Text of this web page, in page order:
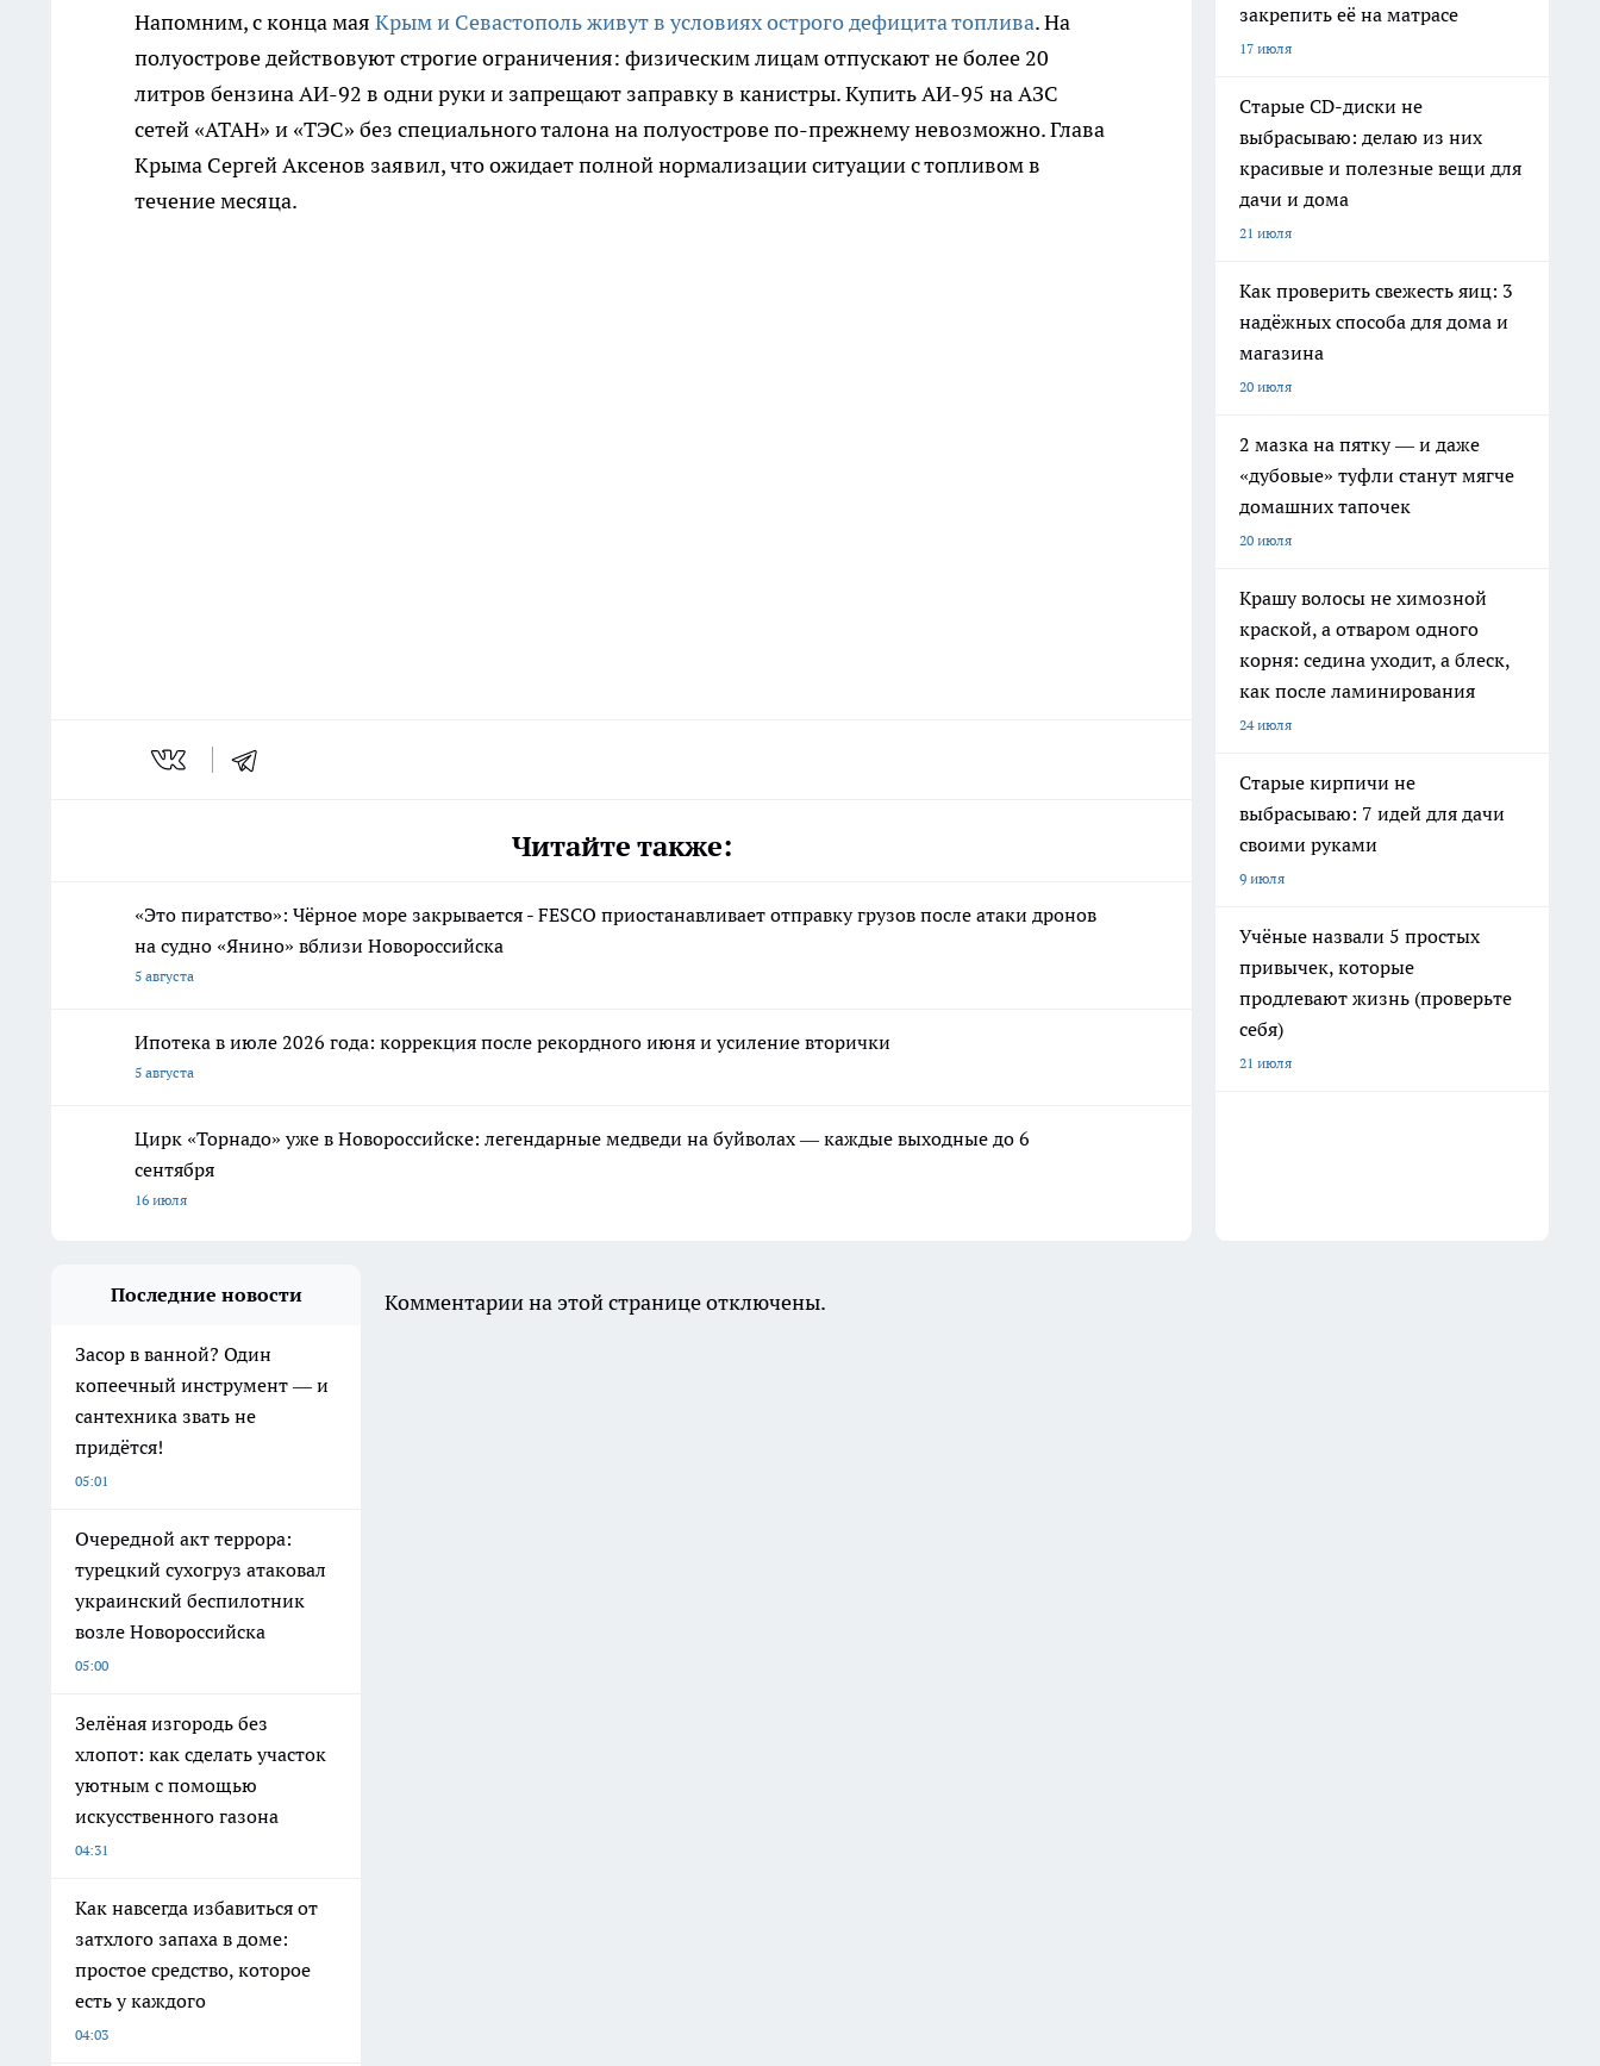
Напомним, с конца мая Крым и Севастополь живут в условиях острого дефицита топлива. На
полуострове действовуют строгие ограничения: физическим лицам отпускают не более 20
литров бензина АИ-92 в одни руки и запрещают заправку в канистры. Купить АИ-95 на АЗС
сетей «АТАН» и «ТЭС» без специального талона на полуострове по-прежнему невозможно. Глава
Крыма Сергей Аксенов заявил, что ожидает полной нормализации ситуации с топливом в
течение месяца.
Читайте также:
«Это пиратство»: Чёрное море закрывается - FESCO приостанавливает отправку грузов после атаки дронов
на судно «Янино» вблизи Новороссийска
5 августа
Ипотека в июле 2026 года: коррекция после рекордного июня и усиление вторички
5 августа
Цирк «Торнадо» уже в Новороссийске: легендарные медведи на буйволах — каждые выходные до 6
сентября
16 июля
закрепить её на матрасе
17 июля
Старые CD-диски не
выбрасываю: делаю из них
красивые и полезные вещи для
дачи и дома
21 июля
Как проверить свежесть яиц: 3
надёжных способа для дома и
магазина
20 июля
2 мазка на пятку — и даже
«дубовые» туфли станут мягче
домашних тапочек
20 июля
Крашу волосы не химозной
краской, а отваром одного
корня: седина уходит, а блеск,
как после ламинирования
24 июля
Старые кирпичи не
выбрасываю: 7 идей для дачи
своими руками
9 июля
Учёные назвали 5 простых
привычек, которые
продлевают жизнь (проверьте
себя)
21 июля
Последние новости
Засор в ванной? Один
копеечный инструмент — и
сантехника звать не
придётся!
05:01
Очередной акт террора:
турецкий сухогруз атаковал
украинский беспилотник
возле Новороссийска
05:00
Зелёная изгородь без
хлопот: как сделать участок
уютным с помощью
искусственного газона
04:31
Как навсегда избавиться от
затхлого запаха в доме:
простое средство, которое
есть у каждого
04:03
Комментарии на этой странице отключены.